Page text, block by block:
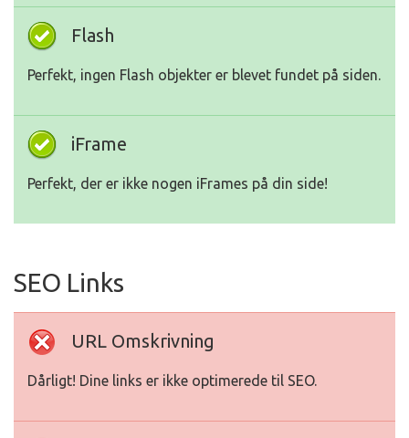
Flash
Perfekt, ingen Flash objekter er blevet fundet på siden.
iFrame
Perfekt, der er ikke nogen iFrames på din side!
SEO Links
URL Omskrivning
Dårligt! Dine links er ikke optimerede til SEO.